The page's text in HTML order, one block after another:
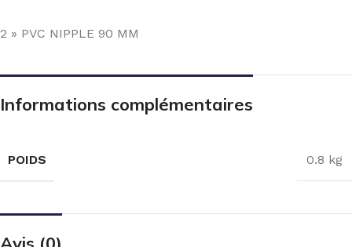
2 » PVC NIPPLE 90 MM
Informations complémentaires
POIDS 0.8 kg